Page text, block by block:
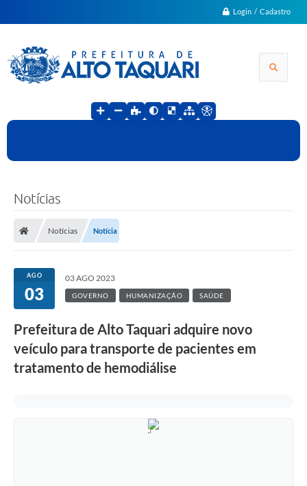
Login / Cadastro
Notícias
Notícias Notícia
AGO
03
03 AGO 2023
GOVERNO HUMANIZAÇÃO SAÚDE
Prefeitura de Alto Taquari adquire novo
veículo para transporte de pacientes em
tratamento de hemodiálise